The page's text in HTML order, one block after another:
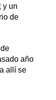
y un
de
año
allí se